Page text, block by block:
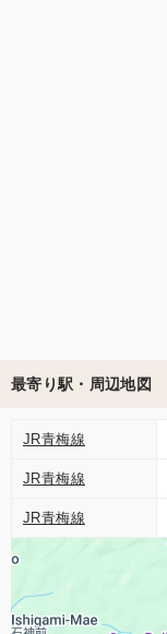
最寄り駅・周辺地図
JR青梅線
JR青梅線
JR青梅線